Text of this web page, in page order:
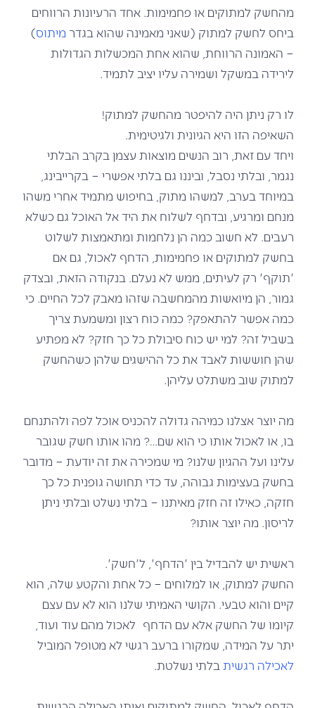
מהחשק למתוקים או פחמימות. אחד הרעיונות הרווחים
ביחס לחשק למתוק (שאני מאמינה שהוא בגדר מיתוס)
– האמונה הרווחת, שהוא אחת המכשלות הגדולות
לירידה במשקל ושמירה עליו יציב לתמיד.
לו רק ניתן היה להיפטר מהחשק למתוק!
השאיפה הזו היא הגיונית ולגיטימית.
ויחד עם זאת, רוב הנשים מוצאות עצמן בקרב הבלתי
נגמר, ובלתי נסבל, וביננו גם בלתי אפשרי – בקרייבינג,
במיוחד בערב, למשהו מתוק, בחיפוש מתמיד אחרי משהו
מנחם ומרגיע, ובדחף לשלוח את היד אל האוכל גם כשלא
רעבים. לא חשוב כמה הן נלחמות ומתאמצות לשלוט
בחשק למתוקים או פחמימות, הדחף לאכול, גם אם
'תוקף' רק לעיתים, ממש לא נעלם. בנקודה הזאת, ובצדק
גמור, הן מיואשות מהמחשבה שזהו מאבק לכל החיים. כי
כמה אפשר להתאפק? כמה כוח רצון ומשמעת צריך
בשביל זה? למי יש כוח סיבולת כל כך חזק? לא מפתיע
שהן חוששות לאבד את כל ההישגים שלהן כשהחשק
למתוק שוב משתלט עליהן.
מה יוצר אצלנו כמיהה גדולה להכניס אוכל לפה ולהתנחם
בו, או לאכול אותו כי הוא שם…? מהו אותו חשק שגובר
עלינו ועל ההגיון שלנו? מי שמכירה את זה יודעת – מדובר
בחשק בעצימות גבוהה, עד כדי תחושה גופנית כל כך
חזקה, כאילו זה חזק מאיתנו – בלתי נשלט ובלתי ניתן
לריסון. מה יוצר אותו?
ראשית יש להבדיל בין 'הדחף', ל'חשק'.
החשק למתוק, או למלוחים – כל אחת והקטע שלה, הוא
קיים והוא טבעי. הקושי האמיתי שלנו הוא לא עם עצם
קיומו של החשק אלא עם הדחף לאכול מהם עוד ועוד,
יתר על המידה, שמקורו ברעב רגשי לא מטופל המוביל
לאכילה רגשית בלתי נשלטת.